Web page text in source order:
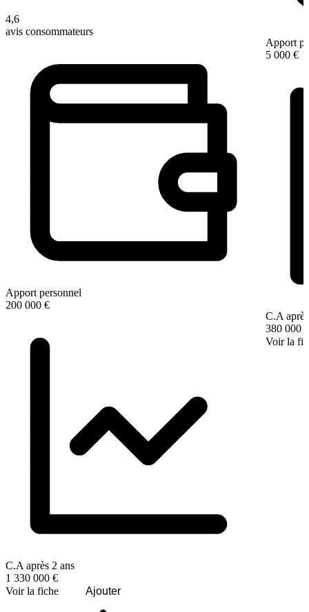
4,6
avis consommateurs
Apport personnel
200 000 €
C.A après 2 ans
1 330 000 €
Voir la fiche
Ajouter
Apport
5 000 €
C.A
380 000 €
Voir la